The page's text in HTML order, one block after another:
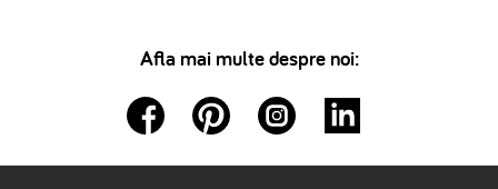
Afla mai multe despre noi: